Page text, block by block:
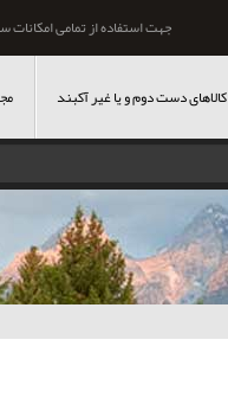
جهت استفاده از تمامی امکانات
کالاهای دست دوم و یا غیر آکبند